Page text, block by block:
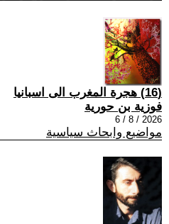
(16) هجرة المغرب الى اسبانيا
فوزية بن حورية
2026 / 8 / 6
مواضيع وابحاث سياسية